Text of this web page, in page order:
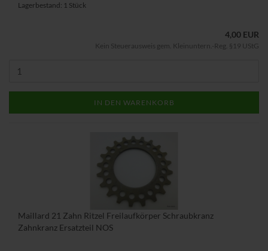
Lagerbestand: 1 Stück
4,00 EUR
Kein Steuerausweis gem. Kleinuntern.-Reg. §19 UStG
IN DEN WARENKORB
Maillard 21 Zahn Ritzel Freilaufkörper Schraubkranz
Zahnkranz Ersatzteil NOS